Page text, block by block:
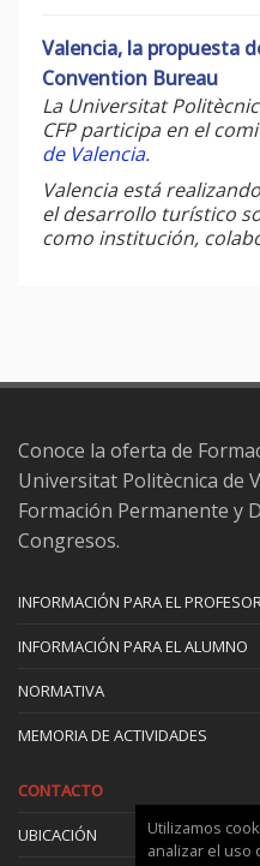
Valencia, la propuesta
Convention Bureau
La Universitat
CFP participa en el
de Valencia.
Valencia está
el desarrollo turístico
como institución,
Conoce la oferta de
Universitat Politècnica de
Formación Permanente y
Congresos.
INFORMACIÓN PARA EL
INFORMACIÓN PARA EL ALUMNO
NORMATIVA
MEMORIA DE ACTIVIDADES
CONTACTO
UBICACIÓN
Utilizamos
analizar el uso